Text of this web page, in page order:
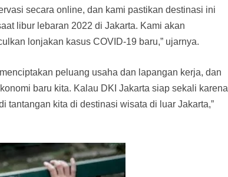
secara online, dan kami pastikan destinasi ini
libur lebaran 2022 di Jakarta. Kami akan
lonjakan kasus COVID-19 baru,” ujarnya.
peluang usaha dan lapangan kerja, dan
baru kita. Kalau DKI Jakarta siap sekali karena
tantangan kita di destinasi wisata di luar Jakarta,”